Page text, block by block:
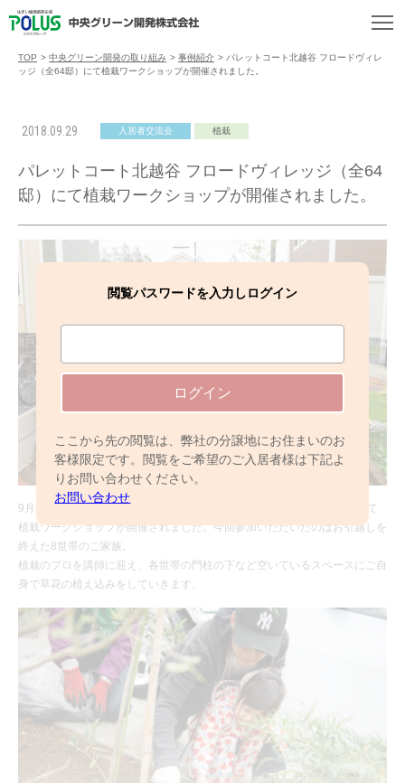
TOP > 中央グリーン開発の取り組み > 事例紹介 > パレットコート北越谷 フロードヴィレ
ッジ（全64邸）にて植栽ワークショップが開催されました。
2018.09.29 入居者交流会 植栽
パレットコート北越谷 フロードヴィレッジ（全64
邸）にて植栽ワークショップが開催されました。
閲覧パスワードを入力しログイン
ログイン
ここから先の閲覧は、弊社の分譲地にお住まいのお
客様限定です。閲覧をご希望のご入居者様は下記よ
りお問い合わせください。
お問い合わせ
9月29日（土）パレットコート北越谷 フロードヴィレッジ（全64棟）にて
植栽ワークショップが開催されました。今回参加いただいたのはお引越しを
終えた8世帯のご家族。
植栽のプロを講師に迎え、各世帯の門柱の下など空いているスペースにご自
身で草花の植え込みをしていきます。